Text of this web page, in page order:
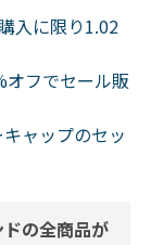
入に限り1.02
フでセール販
ャップのセッ
の全商品が